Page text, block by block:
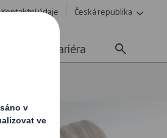
Kontaktní údaje Česká republika
Kariéra